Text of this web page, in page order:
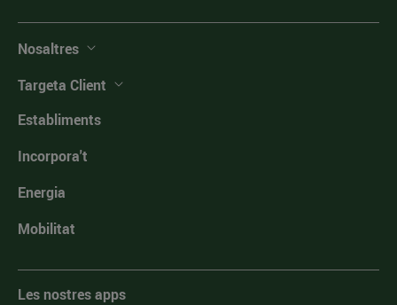
Nosaltres
Targeta Client
Establiments
Incorpora't
Energia
Mobilitat
Les nostres apps